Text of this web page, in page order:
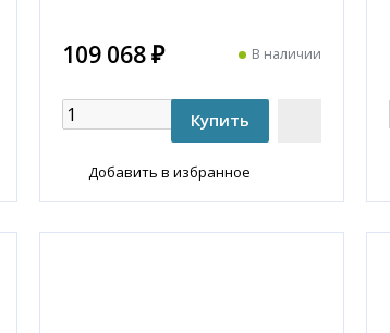
109 068 ₽ В наличии
Добавить в избранное